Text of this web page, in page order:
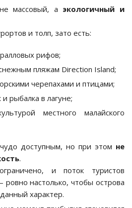
массовый, а экологичный и
и толп, зато есть:
рифов;
пляжам Direction Island;
черепахами и птицами;
и рыбалка в лагуне;
местного малайского
доступным, но при этом не
.
и поток туристов
настолько, чтобы острова
характер.